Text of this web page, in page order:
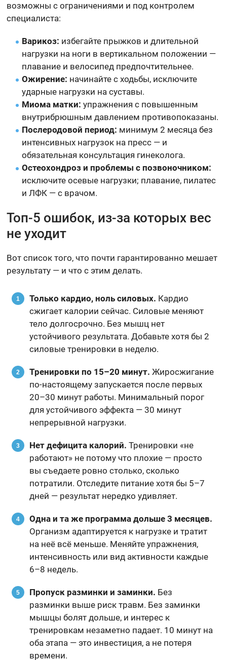
возможны с ограничениями и под контролем
специалиста:
Варикоз: избегайте прыжков и длительной
нагрузки на ноги в вертикальном положении —
плавание и велосипед предпочтительнее.
Ожирение: начинайте с ходьбы, исключите
ударные нагрузки на суставы.
Миома матки: упражнения с повышенным
внутрибрюшным давлением противопоказаны.
Послеродовой период: минимум 2 месяца без
интенсивных нагрузок на пресс — и
обязательная консультация гинеколога.
Остеохондроз и проблемы с позвоночником:
исключите осевые нагрузки; плавание, пилатес
и ЛФК — с врачом.
Топ-5 ошибок, из-за которых вес
не уходит
Вот список того, что почти гарантированно мешает
результату — и что с этим делать.
Только кардио, ноль силовых. Кардио
сжигает калории сейчас. Силовые меняют
тело долгосрочно. Без мышц нет
устойчивого результата. Добавьте хотя бы 2
силовые тренировки в неделю.
Тренировки по 15–20 минут. Жиросжигание
по-настоящему запускается после первых
20–30 минут работы. Минимальный порог
для устойчивого эффекта — 30 минут
непрерывной нагрузки.
Нет дефицита калорий. Тренировки «не
работают» не потому что плохие — просто
вы съедаете ровно столько, сколько
потратили. Отследите питание хотя бы 5–7
дней — результат нередко удивляет.
Одна и та же программа дольше 3 месяцев.
Организм адаптируется к нагрузке и тратит
на неё всё меньше. Меняйте упражнения,
интенсивность или вид активности каждые
6–8 недель.
Пропуск разминки и заминки. Без
разминки выше риск травм. Без заминки
мышцы болят дольше, и интерес к
тренировкам незаметно падает. 10 минут на
оба этапа — это инвестиция, а не потеря
времени.